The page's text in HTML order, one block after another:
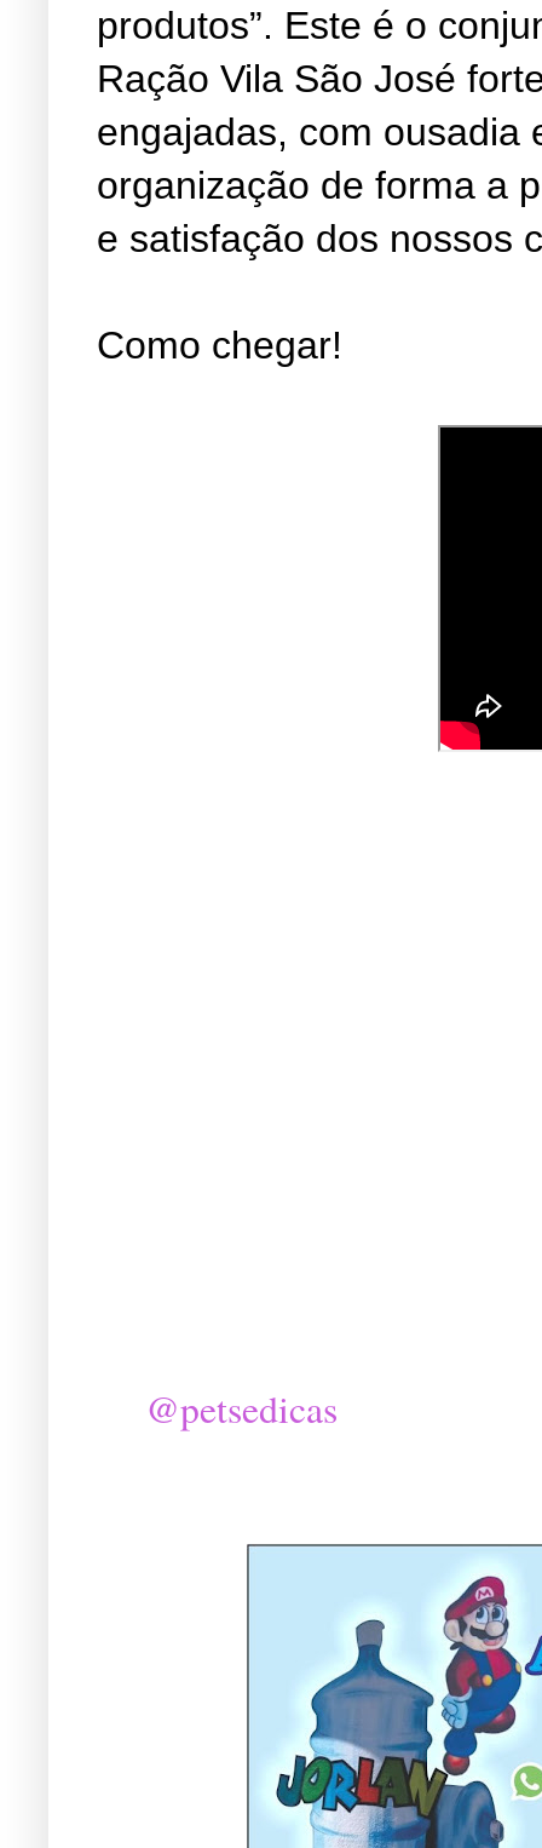
produtos”. Este é o
Ração Vila São José
engajadas, com ousadia
organização de forma a
e satisfação dos nossos
Como chegar!
@petsedicas